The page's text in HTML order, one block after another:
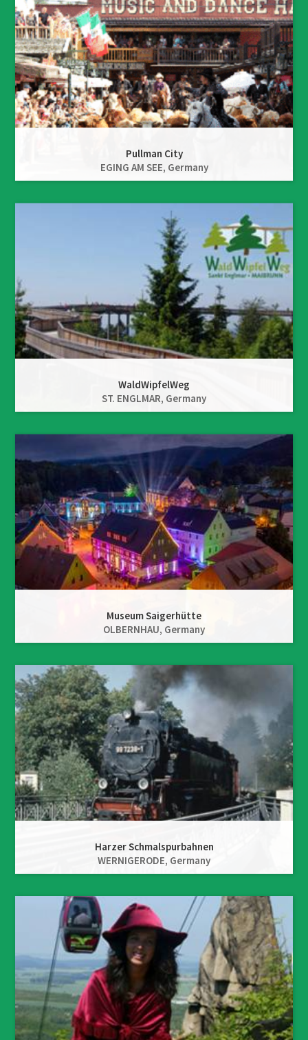
Pullman City
EGING AM SEE, Germany
WaldWipfelWeg
ST. ENGLMAR, Germany
Museum Saigerhütte
OLBERNHAU, Germany
Harzer Schmalspurbahnen
WERNIGERODE, Germany